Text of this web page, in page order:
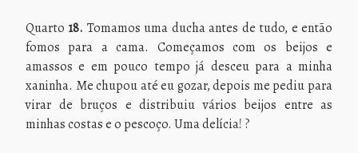
Quarto 18. Tomamos uma ducha antes de tudo, e então
fomos para a cama. Começamos com os beijos e
amassos e em pouco tempo já desceu para a minha
xaninha. Me chupou até eu gozar, depois me pediu para
virar de bruços e distribuiu vários beijos entre as
minhas costas e o pescoço. Uma delícia! ?